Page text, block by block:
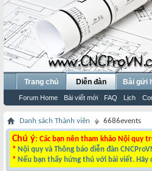
Trang chủ Diễn đàn
Forum Home Bài viết mới FAQ Lịch
Bài gửi
Danh sách Thành viên 6686events
Chú ý: Các bạn nên tham khảo Nội quy
* Nội quy và Thông báo diễn đàn
* Nếu bạn thấy hứng thú với bài viết. Hãy